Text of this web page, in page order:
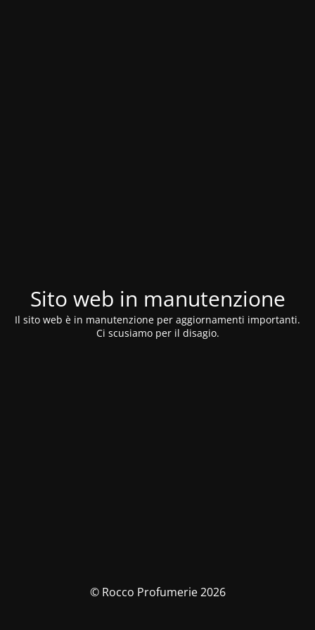
Sito web in manutenzione
Il sito web è in manutenzione per aggiornamenti importanti.
Ci scusiamo per il disagio.
© Rocco Profumerie 2026